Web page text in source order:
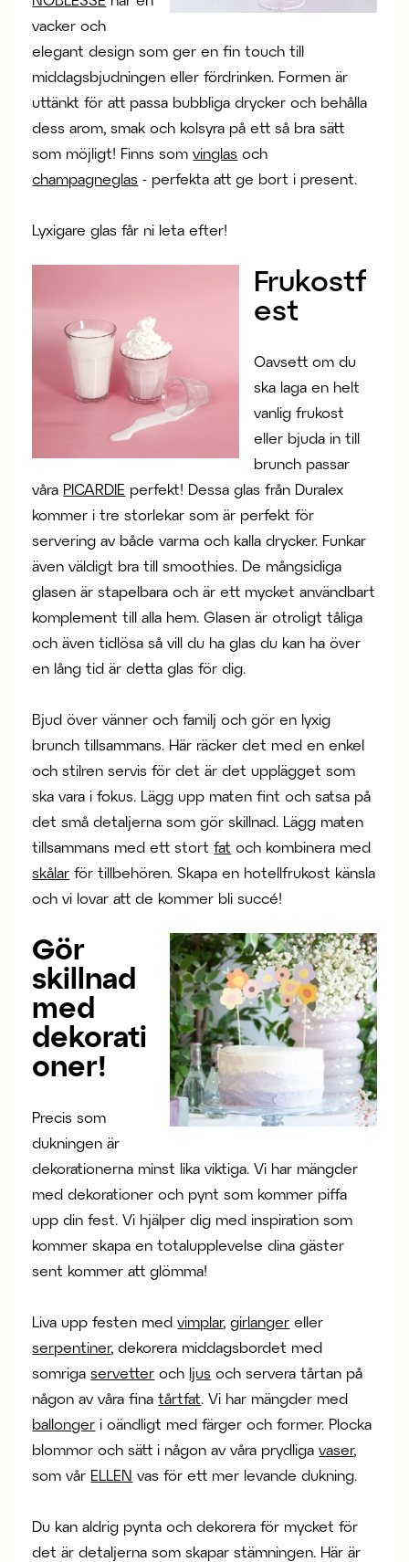
vacker och
elegant design som ger en fin touch till
middagsbjudningen eller fördrinken. Formen är
uttänkt för att passa bubbliga drycker och behålla
dess arom, smak och kolsyra på ett så bra sätt
som möjligt! Finns somvinglas och
champagneglas - perfekta att ge bort i present.
Lyxigare glas får ni leta efter!
Frukostf
est
Oavsett om du
ska laga en helt
vanlig frukost
eller bjuda in till
brunch passar
våra PICARDIE perfekt! Dessa glas från Duralex
kommer i tre storlekar som är perfekt för
servering av både varma och kalla drycker. Funkar
även väldigt bra till smoothies. De mångsidiga
glasen är stapelbara och är ett mycket användbart
komplement till alla hem. Glasen är otroligt tåliga
och även tidlösa så vill du ha glas du kan ha över
en lång tid är detta glas för dig.
Bjud över vänner och familj och gör en lyxig
brunch tillsammans. Här räcker det med en enkel
och stilren servis för det är det upplägget som
ska vara i fokus. Lägg upp maten fint och satsa på
det små detaljerna som gör skillnad. Lägg maten
tillsammans med ett stortfat och kombinera med
skålar för tillbehören. Skapa en hotellfrukost känsla
och vi lovar att de kommer bli succé!
Gör
skillnad
med
dekorati
oner!
Precis som
dukningen är
dekorationerna minst lika viktiga. Vi har mängder
med dekorationer och pynt som kommer piffa
upp din fest. Vi hjälper dig med inspiration som
kommer skapa en totalupplevelse dina gäster
sent kommer att glömma!
Liva upp festen medvimplar,girlanger eller
serpentiner, dekorera middagsbordet med
somrigaservetter och ljus och servera tårtan på
någon av våra finatårtfat. Vi har mängder med
ballonger i oändligt med färger och former. Plocka
blommor och sätt i någon av våra prydligavaser,
som vår ELLEN vas för ett mer levande dukning.
Du kan aldrig pynta och dekorera för mycket för
det är detaljerna som skapar stämningen. Här är